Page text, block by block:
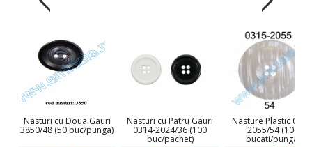
Nasturi cu Doua Gauri
3850/48 (50 buc/punga)
Nasturi cu Patru Gauri
0314-2024/36 (100
buc/pachet)
Nasture Plastic
2055/54 (100
bucati/punga)